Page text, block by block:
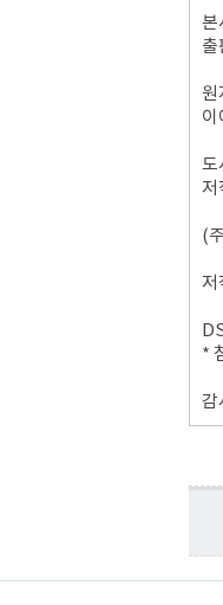
본
출
원
이
도
저
(주
저
*
감